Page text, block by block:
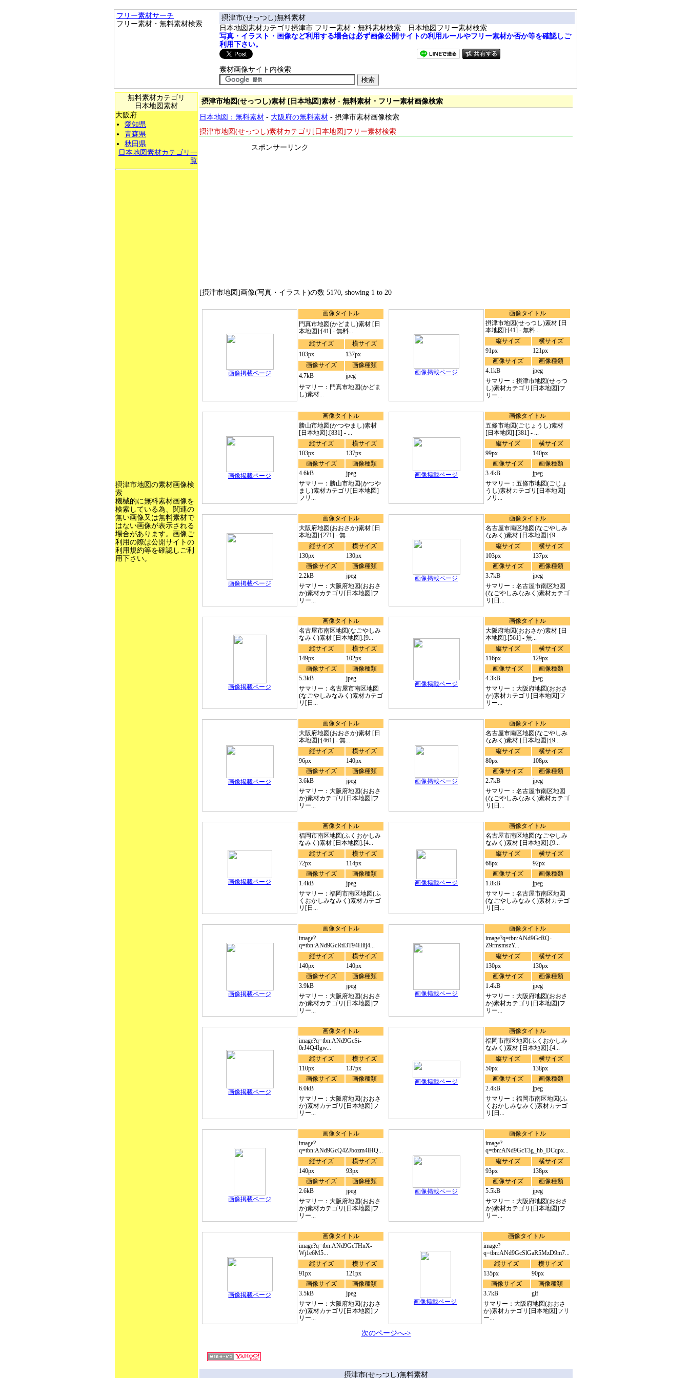
フリー素材サーチ
フリー素材・無料素材検索
摂津市(せっつし)無料素材
日本地図素材カテゴリ摂津市 フリー素材・無料素材検索 日本地図フリー素材検索
写真・イラスト・画像など利用する場合は必ず画像公開サイトの利用ルールやフリー素材か否か等を確認しご
利用下さい。
素材画像サイト内検索
無料素材カテゴリ
日本地図素材
大阪府
愛知県
青森県
秋田県
日本地図素材カテゴリ一
覧
摂津市地図の素材画像検
索
機械的に無料素材画像を
検索している為、関連の
無い画像又は無料素材で
はない画像が表示される
場合があります。画像ご
利用の際は公開サイトの
利用規約等を確認しご利
用下さい。
摂津市地図(せっつし)素材 [日本地図]素材 - 無料素材・フリー素材画像検索
日本地図：無料素材 - 大阪府の無料素材 - 摂津市素材画像検索
摂津市地図(せっつし)素材カテゴリ[日本地図]フリー素材検索
スポンサーリンク
[摂津市地図]画像(写真・イラスト)の数 5170, showing 1 to 20
画像掲載ページ
画像タイトル
門真市地図(かどまし)素材 [日
本地図]:[41] - 無料...
縦サイズ
横サイズ
103px
137px
画像サイズ
画像種類
4.7kB
jpeg
サマリー：門真市地図(かどま
し)素材...
画像掲載ページ
画像タイトル
摂津市地図(せっつし)素材 [日
本地図]:[41] - 無料...
縦サイズ
横サイズ
91px
121px
画像サイズ
画像種類
4.1kB
jpeg
サマリー：摂津市地図(せっつ
し)素材カテゴリ[日本地図]フ
リー...
画像掲載ページ
画像タイトル
勝山市地図(かつやまし)素材
[日本地図]:[831] - ...
縦サイズ
横サイズ
103px
137px
画像サイズ
画像種類
4.6kB
jpeg
サマリー：勝山市地図(かつや
まし)素材カテゴリ[日本地図]
フリ...
画像掲載ページ
画像タイトル
五條市地図(ごじょうし)素材
[日本地図]:[381] - ...
縦サイズ
横サイズ
99px
140px
画像サイズ
画像種類
3.4kB
jpeg
サマリー：五條市地図(ごじょ
うし)素材カテゴリ[日本地図]
フリ...
画像掲載ページ
画像タイトル
大阪府地図(おおさか)素材 [日
本地図]:[271] - 無...
縦サイズ
横サイズ
130px
130px
画像サイズ
画像種類
2.2kB
jpeg
サマリー：大阪府地図(おおさ
か)素材カテゴリ[日本地図]フ
リー...
画像掲載ページ
画像タイトル
名古屋市南区地図(なごやしみ
なみく)素材 [日本地図]:[9...
縦サイズ
横サイズ
103px
137px
画像サイズ
画像種類
3.7kB
jpeg
サマリー：名古屋市南区地図
(なごやしみなみく)素材カテゴ
リ[日...
画像掲載ページ
画像タイトル
名古屋市南区地図(なごやしみ
なみく)素材 [日本地図]:[9...
縦サイズ
横サイズ
149px
102px
画像サイズ
画像種類
5.3kB
jpeg
サマリー：名古屋市南区地図
(なごやしみなみく)素材カテゴ
リ[日...
画像掲載ページ
画像タイトル
大阪府地図(おおさか)素材 [日
本地図]:[561] - 無...
縦サイズ
横サイズ
116px
129px
画像サイズ
画像種類
4.3kB
jpeg
サマリー：大阪府地図(おおさ
か)素材カテゴリ[日本地図]フ
リー...
画像掲載ページ
画像タイトル
大阪府地図(おおさか)素材 [日
本地図]:[461] - 無...
縦サイズ
横サイズ
96px
140px
画像サイズ
画像種類
3.6kB
jpeg
サマリー：大阪府地図(おおさ
か)素材カテゴリ[日本地図]フ
リー...
画像掲載ページ
画像タイトル
名古屋市南区地図(なごやしみ
なみく)素材 [日本地図]:[9...
縦サイズ
横サイズ
80px
108px
画像サイズ
画像種類
2.7kB
jpeg
サマリー：名古屋市南区地図
(なごやしみなみく)素材カテゴ
リ[日...
画像掲載ページ
画像タイトル
福岡市南区地図(ふくおかしみ
なみく)素材 [日本地図]:[4...
縦サイズ
横サイズ
72px
114px
画像サイズ
画像種類
1.4kB
jpeg
サマリー：福岡市南区地図(ふ
くおかしみなみく)素材カテゴ
リ[日...
画像掲載ページ
画像タイトル
名古屋市南区地図(なごやしみ
なみく)素材 [日本地図]:[9...
縦サイズ
横サイズ
68px
92px
画像サイズ
画像種類
1.8kB
jpeg
サマリー：名古屋市南区地図
(なごやしみなみく)素材カテゴ
リ[日...
画像掲載ページ
画像タイトル
image?
q=tbn:ANd9GcRtI3T94Hiij4...
縦サイズ
横サイズ
140px
140px
画像サイズ
画像種類
3.9kB
jpeg
サマリー：大阪府地図(おおさ
か)素材カテゴリ[日本地図]フ
リー...
画像掲載ページ
画像タイトル
image?q=tbn:ANd9GcRQ-
Z9rmsmszY...
縦サイズ
横サイズ
130px
130px
画像サイズ
画像種類
1.4kB
jpeg
サマリー：大阪府地図(おおさ
か)素材カテゴリ[日本地図]フ
リー...
画像掲載ページ
画像タイトル
image?q=tbn:ANd9GcSi-
0rJ4Q4Igw...
縦サイズ
横サイズ
110px
137px
画像サイズ
画像種類
6.0kB
サマリー：大阪府地図(おおさ
か)素材カテゴリ[日本地図]フ
リー...
画像掲載ページ
画像タイトル
福岡市南区地図(ふくおかしみ
なみく)素材 [日本地図]:[4...
縦サイズ
横サイズ
50px
138px
画像サイズ
画像種類
2.4kB
jpeg
サマリー：福岡市南区地図(ふ
くおかしみなみく)素材カテゴ
リ[日...
画像掲載ページ
画像タイトル
image?
q=tbn:ANd9GcQ4ZJbozm4iHQ...
縦サイズ
横サイズ
140px
93px
画像サイズ
画像種類
2.6kB
jpeg
サマリー：大阪府地図(おおさ
か)素材カテゴリ[日本地図]フ
リー...
画像掲載ページ
画像タイトル
image?
q=tbn:ANd9GcT3g_hb_DCqpx...
縦サイズ
横サイズ
93px
138px
画像サイズ
画像種類
5.5kB
jpeg
サマリー：大阪府地図(おおさ
か)素材カテゴリ[日本地図]フ
リー...
画像掲載ページ
画像タイトル
image?q=tbn:ANd9GcTHnX-
Wj1e6M5...
縦サイズ
横サイズ
91px
121px
画像サイズ
画像種類
3.5kB
jpeg
サマリー：大阪府地図(おおさ
か)素材カテゴリ[日本地図]フ
リー...
画像掲載ページ
画像タイトル
image?
q=tbn:ANd9GcSlGaR5MzD9m7...
縦サイズ
横サイズ
135px
90px
画像サイズ
画像種類
3.7kB
gif
サマリー：大阪府地図(おおさ
か)素材カテゴリ[日本地図]フリ
ー...
次のページへ->
摂津市(せっつし)無料素材